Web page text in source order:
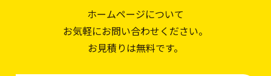
ホームページについて
お気軽にお問い合わせください。
お見積りは無料です。